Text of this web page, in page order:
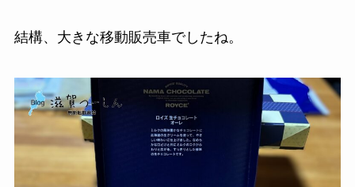
結構、大きな移動販売車でしたね。